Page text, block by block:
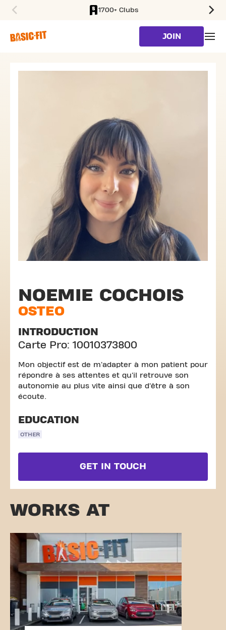
1700+ Clubs
JOIN
NOEMIE COCHOIS
OSTEO
INTRODUCTION
Carte Pro: 10010373800
Mon objectif est de m'adapter à mon patient pour
répondre à ses attentes et qu'il retrouve son
autonomie au plus vite ainsi que d'être à son
écoute.
EDUCATION
OTHER
GET IN TOUCH
WORKS AT